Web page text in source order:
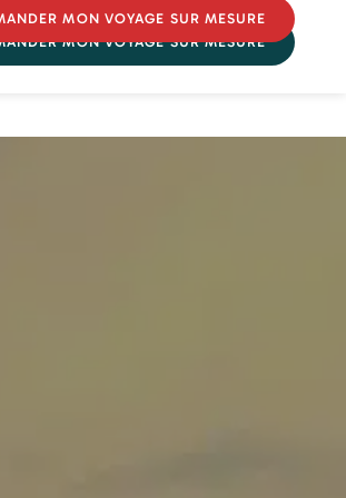
MON VOYAGE SUR MESURE
MON VOYAGE SUR MESURE